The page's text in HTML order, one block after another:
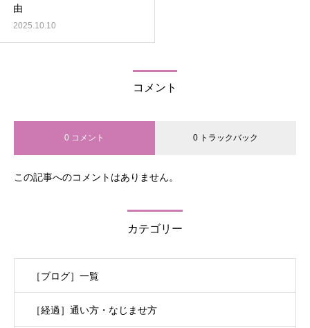
由
2025.10.10
コメント
0 コメント 0 トラックバック
この記事へのコメントはありません。
カテゴリー
［ブログ］一覧
［経過］通い方・なじませ方